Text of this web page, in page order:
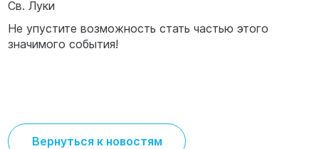
Св. Луки
Не упустите возможность стать частью этого
значимого события!
Вернуться к новостям